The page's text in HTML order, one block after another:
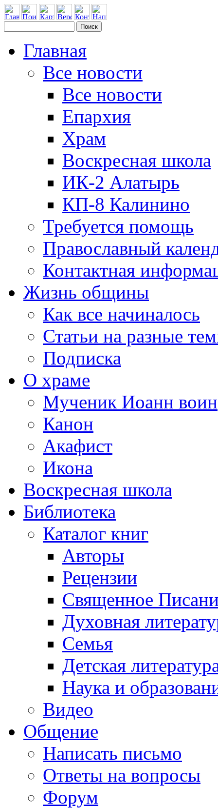
Главная
Все новости
Все новости
Епархия
Храм
Воскресная школа
ИК-2 Алатырь
КП-8 Калинино
Требуется помощь
Православный
Контактная
Жизнь общины
Как все начиналось
Статьи на разные
Подписка
О храме
Мученик Иоанн воин
Канон
Акафист
Икона
Воскресная школа
Библиотека
Каталог книг
Авторы
Рецензии
Священное
Духовная
Семья
Детская
Наука и
Видео
Общение
Написать письмо
Ответы на вопросы
Форум